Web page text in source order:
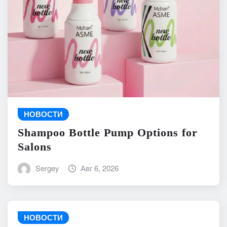
НОВОСТИ
Shampoo Bottle Pump Options for
Salons
Sergey Авг 6, 2026
НОВОСТИ